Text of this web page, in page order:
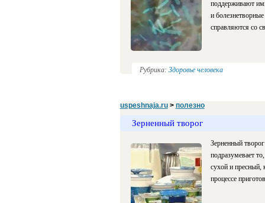
поддерживают
и
справляются со
Рубрика: Здоровье человека
uspeshnaja.ru> полезно
Зерненный творог
Зерненный
подразумевает
сухой и пресный,
процессе